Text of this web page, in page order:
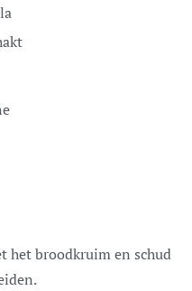
het broodkruim en schud